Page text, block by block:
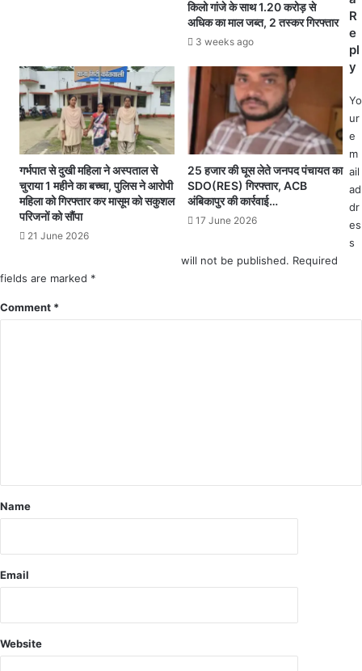
टी
अ
से
म
आ
ज
वा
ठि
किलो गांजे के साथ 1.20 करोड़ से
अधिक का माल जब्त, 2 तस्कर गिरफ्तार
3 weeks ago
गर्भपात से दुखी महिला ने अस्पताल से
चुराया 1 महीने का बच्चा, पुलिस ने आरोपी
महिला को गिरफ्तार कर मासूम को सकुशल
परिजनों को सौंपा
21 June 2026
25 हजार की घूस लेते जनपद पंचायत का
SDO(RES) गिरफ्तार, ACB
अंबिकापुर की कार्रवाई…
17 June 2026
R
e
pl
y
Yo
ur
e
m
ail
ad
dr
es
s
will not be published. Required
fields are marked *
Comment *
Name
Email
Website